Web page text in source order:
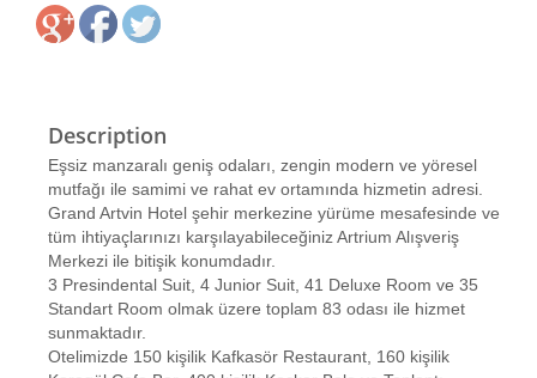
Description
Eşsiz manzaralı geniş odaları, zengin modern ve yöresel
mutfağı ile samimi ve rahat ev ortamında hizmetin adresi.
Grand Artvin Hotel şehir merkezine yürüme mesafesinde ve
tüm ihtiyaçlarınızı karşılayabileceğiniz Artrium Alışveriş
Merkezi ile bitişik konumdadır.
3 Presindental Suit, 4 Junior Suit, 41 Deluxe Room ve 35
Standart Room olmak üzere toplam 83 odası ile hizmet
sunmaktadır.
Otelimizde 150 kişilik Kafkasör Restaurant, 160 kişilik